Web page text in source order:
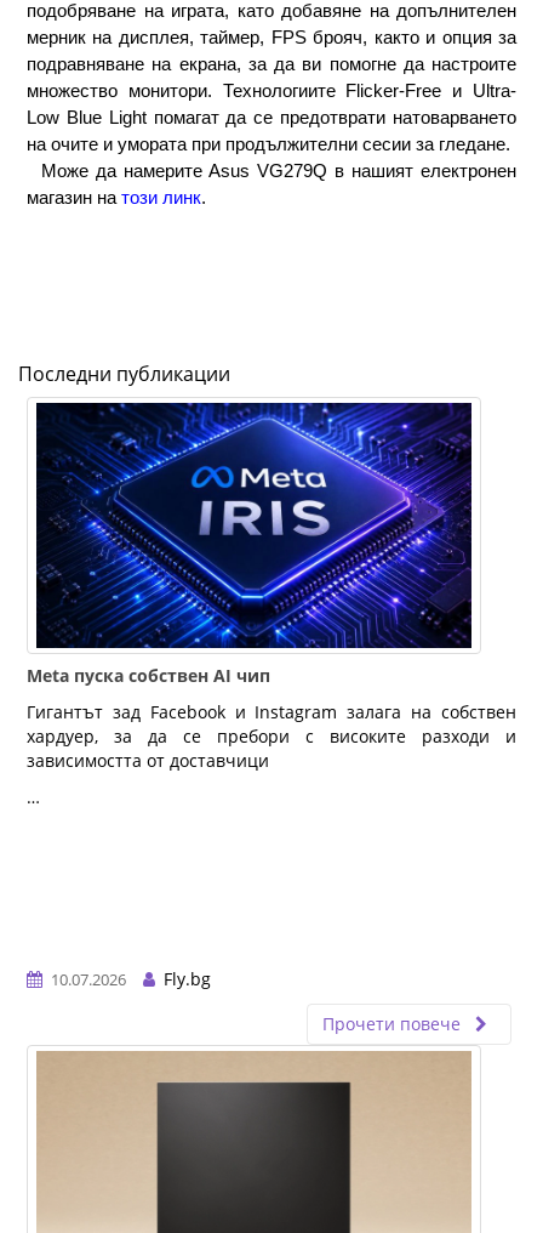
подобряване на играта, като добавяне на допълнителен
мерник на дисплея, таймер, FPS брояч, както и опция за
подравняване на екрана, за да ви помогне да настроите
множество монитори. Технологиите Flicker-Free и Ultra-
Low Blue Light помагат да се предотврати натоварването
на очите и умората при продължителни сесии за гледане.
Може да намерите Asus VG279Q в нашият електронен
магазин на този линк.
Последни публикации
Meta пуска собствен AI чип
Гигантът зад Facebook и Instagram залага на собствен
хардуер, за да се пребори с високите разходи и
зависимостта от доставчици
…
10.07.2026
Fly.bg
Прочети повече